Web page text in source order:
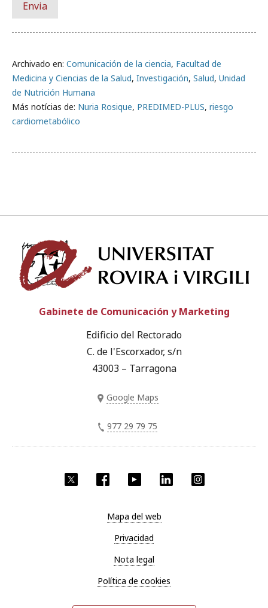
Archivado en: Comunicación de la ciencia, Facultad de
Medicina y Ciencias de la Salud, Investigación, Salud, Unidad
de Nutrición Humana
Más notícias de: Nuria Rosique, PREDIMED-PLUS, riesgo
cardiometabólico
Twitter Facebook YouTube LinkedIn
Gabinete de Comunicación y Marketing
Edificio del Rectorado
C. de l'Escorxador, s/n
43003 – Tarragona
Google Maps
977 29 79 75
Mapa del web
Privacidad
Nota legal
Política de cookies